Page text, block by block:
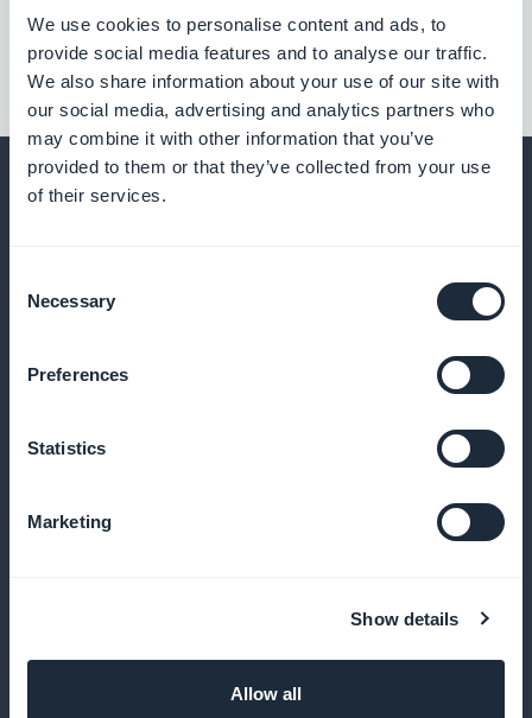
We use cookies to personalise content and ads, to
provide social media features and to analyse our traffic.
We also share information about your use of our site with
our social media, advertising and analytics partners who
may combine it with other information that you’ve
provided to them or that they’ve collected from your use
of their services.
Selection
Necessary
Preferences
Statistics
Marketing
Show details
Allow all